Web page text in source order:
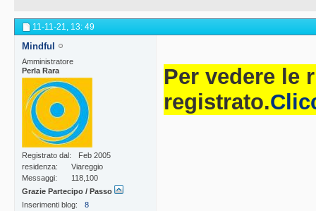
11-11-21, 13: 49
Mindful
Amministratore
Perla Rara
Registrato dal
Feb 2005
residenza
Viareggio
Messaggi
118,100
Grazie Partecipo / Passo
Inserimenti blog
8
Per vedere le
registrato.